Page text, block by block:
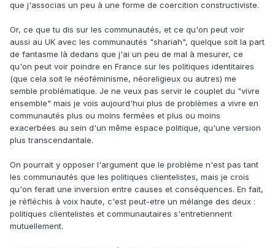
que j'associas un peu à une forme de coercition constructiviste.
Or, ce que tu dis sur les communautés, et ce qu'on peut voir
aussi au UK avec les communautés "shariah", quelque soit la part
de fantasme là dedans que j'ai un peu de mal à mesurer, ce
qu'on peut voir poindre en France sur les politiques identitaires
(que cela soit le néoféminisme, néoreligieux ou autres) me
semble problématique. Je ne veux pas servir le couplet du "vivre
ensemble" mais je vois aujourd'hui plus de problèmes a vivre en
communautés plus ou moins fermées et plus ou moins
exacerbées au sein d'un même espace politique, qu'une version
plus transcendantale.
On pourrait y opposer l'argument que le problème n'est pas tant
les communautés que les politiques clientelistes, mais je crois
qu'on ferait une inversion entre causes et conséquences. En fait,
je réfléchis à voix haute, c'est peut-etre un mélange des deux :
politiques clientelistes et communautaires s'entretiennent
mutuellement.